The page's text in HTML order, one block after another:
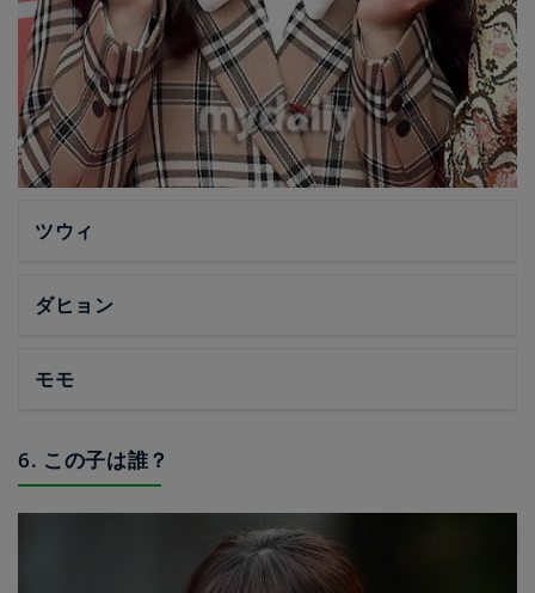
ツウィ
ダヒョン
モモ
6. この子は誰？